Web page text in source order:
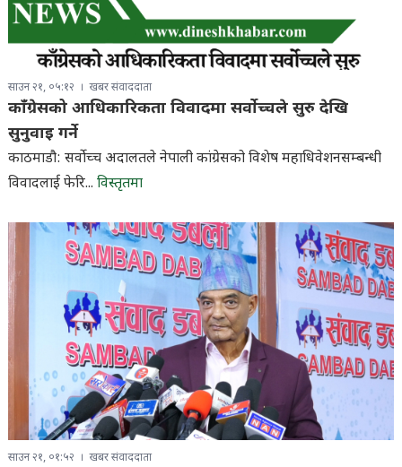
साउन २१, ०५:१२ खबर संवाददाता
काँग्रेसको आधिकारिकता विवादमा सर्वोच्चले सुरु देखि
सुनुवाइ गर्ने
काठमाडौ: सर्वोच्च अदालतले नेपाली कांग्रेसको विशेष महाधिवेशनसम्बन्धी
विवादलाई फेरि... विस्तृतमा
साउन २१, ०१:५२ खबर संवाददाता